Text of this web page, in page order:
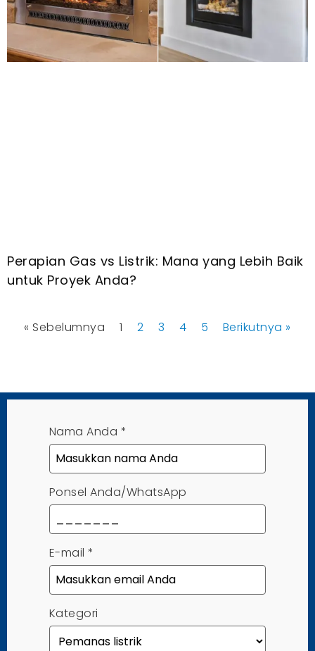
Perapian Gas vs Listrik: Mana yang Lebih Baik
untuk Proyek Anda?
« Sebelumnya 1 2 3 4 5 Berikutnya »
Nama Anda *
Ponsel Anda/WhatsApp
E-mail *
Kategori